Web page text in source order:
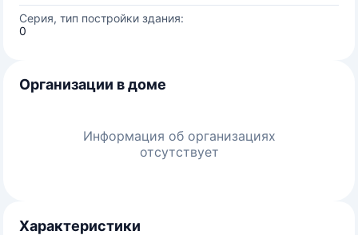
Серия, тип постройки здания:
0
Организации в доме
Информация об организациях
отсутствует
Характеристики